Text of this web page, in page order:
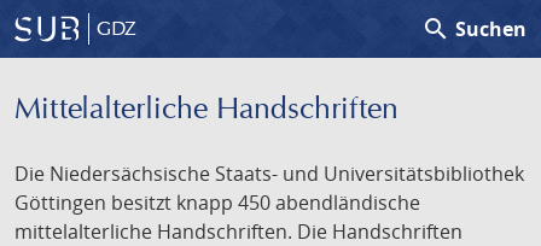
GDZ search Suchen
Mittelalterliche Handschriften
Die Niedersächsische Staats- und Universitätsbibliothek
Göttingen besitzt knapp 450 abendländische
mittelalterliche Handschriften. Die Handschriften